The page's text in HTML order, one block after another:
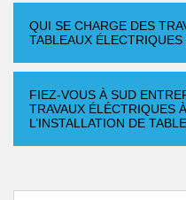
QUI SE CHARGE DES
TABLEAUX
FIEZ-VOUS À SUD
TRAVAUX ÉLÉCTRIQUES
L’INSTALLATION DE